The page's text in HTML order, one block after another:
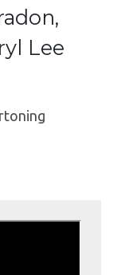
Lee